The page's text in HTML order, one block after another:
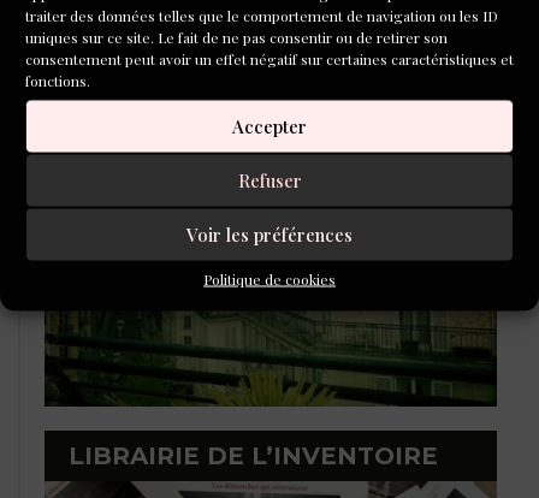
traiter des données telles que le comportement de navigation ou les ID
uniques sur ce site. Le fait de ne pas consentir ou de retirer son
consentement peut avoir un effet négatif sur certaines caractéristiques et
fonctions.
Accepter
Refuser
Voir les préférences
Politique de cookies
L'ÉCOLE DU ROMAN D'ALEPH-
ÉCRITURE
LIBRAIRIE DE L’INVENTOIRE